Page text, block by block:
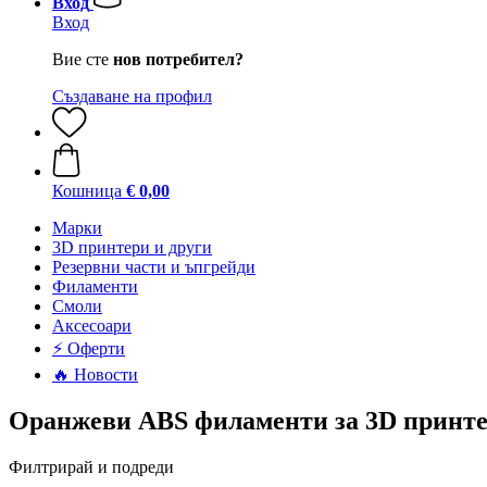
Вход
Вие сте нов потребител?
Създаване на профил
Кошница € 0,00
Mарки
3D принтери и други
Резервни части и ъпгрейди
Филаменти
Смоли
Аксесоари
⚡ Оферти
🔥 Новости
Оранжеви ABS филаменти за 3D
Филтрирай и подреди